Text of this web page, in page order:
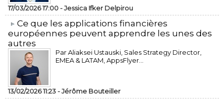
17/03/2026 17:00 -Jessica Ifker Delpirou
​Ce que les applications financières
européennes peuvent apprendre les unes des
autres
Par Aliaksei Ustauski, Sales Strategy Director,
EMEA & LATAM, AppsFlyer...
13/02/2026 11:23 -Jérôme Bouteiller